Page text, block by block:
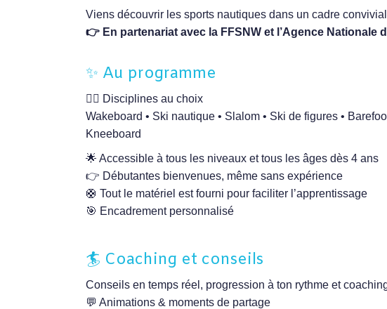
Viens découvrir les sports nautiques dans un cadre
👉 En partenariat avec la FFSNW et l’Agence Nationale
✨ Au programme
🏄‍♀️ Disciplines au choix
Wakeboard • Ski nautique • Slalom • Ski de figures •
Kneeboard
🌟 Accessible à tous les niveaux et tous les âges dès 4 ans
👉 Débutantes bienvenues, même sans expérience
🛟 Tout le matériel est fourni pour faciliter l’apprentissage
🎯 Encadrement personnalisé
🏄 Coaching et conseils
Conseils en temps réel, progression à ton rythme et
💬 Animations & moments de partage